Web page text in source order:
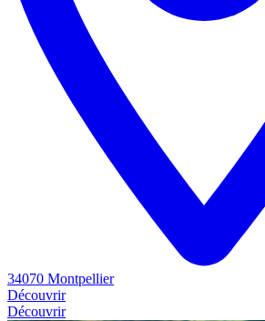
34070 Montpellier
Découvrir
Découvrir